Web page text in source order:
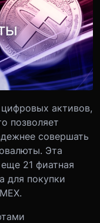
активов,
позволяет
совершать
Эта
21 фиатная
для покупки